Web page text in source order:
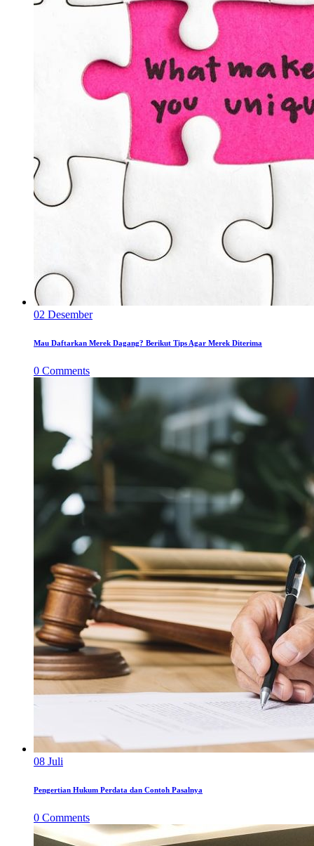
02 Desember
Mau Daftarkan Merek Dagang? Berikut Tips Agar Merek Diterima
0 Comments
08 Juli
Pengertian Hukum Perdata dan Contoh Pasalnya
0 Comments